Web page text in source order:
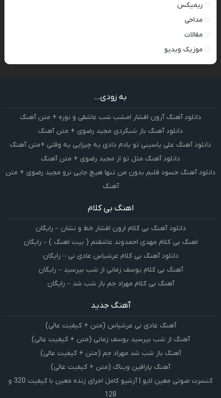
ریمیکس
مداحی
مقالات
موزیک ویدیو
به زودی...
دانلود آهنگ آرون افشار امشب شب عاشقی و نوره + متن آهنگ
دانلود آهنگ باز شبگردی مجید رضوی + متن آهنگ
دانلود آهنگ علی یاسینی تو یادم دادی یه چیزایی یه وقتی +متن آهنگ
دانلود آهنگ مثل تو از مجید رضوی + متن آهنگ
دانلود آهنگ حسود قلبم بدون من تنها هیچ جایی نرو مجید رضوی + متن
آهنگ
اهنگ بی کلام
دانلود آهنگ بی کلام ارون افشار خط و نشان – رایگان
اهنگ بی کلام مهدی احمدوند عاشقتم ( بیت اهنگ ) – رایگان
دانلود آهنگ بی کلام عرشیاس عادی نی – رایگان
آهنگ بی کلام یوسف زمانی از شب بپرسید – رایگان
آهنگ بی کلام مهراد جم باز شب شد – رایگان
آهنگ جدید
آهنگ عادی نی عرشیاس (متن + کیفیت عالی)
آهنگ از شب بپرسید یوسف زمانی (متن + کیفیت عالی)
آهنگ باز شب شد مهراد جم (متن + کیفیت عالی)
آهنگ پارافین ویناک (متن + کیفیت عالی)
کنسرت صوتی معین لایو | آرشیو کامل اجرای زنده معین با کیفیت 320 و
128